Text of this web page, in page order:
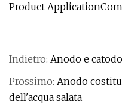
Product
Indietro: Anodo e
Prossimo: Anodo
dell'acqua salata